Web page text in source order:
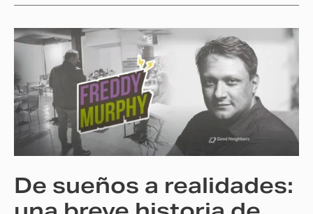
De sueños a realidades:
De
sueños
a
realidades:
una
breve
cómo